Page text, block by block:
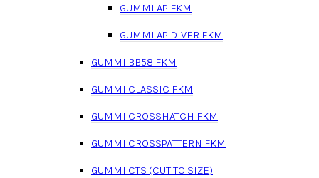
GUMMI AP FKM
GUMMI AP DIVER FKM
GUMMI BB58 FKM
GUMMI CLASSIC FKM
GUMMI CROSSHATCH FKM
GUMMI CROSSPATTERN FKM
GUMMI CTS (CUT TO SIZE)